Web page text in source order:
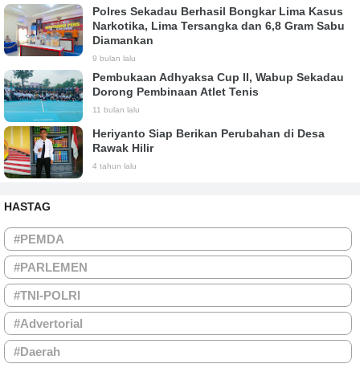
Polres Sekadau Berhasil Bongkar Lima Kasus
Narkotika, Lima Tersangka dan 6,8 Gram Sabu
Diamankan
9 bulan lalu
Pembukaan Adhyaksa Cup II, Wabup Sekadau
Dorong Pembinaan Atlet Tenis
11 bulan lalu
Heriyanto Siap Berikan Perubahan di Desa
Rawak Hilir
4 tahun lalu
HASTAG
#PEMDA
#PARLEMEN
#TNI-POLRI
#Advertorial
#Daerah